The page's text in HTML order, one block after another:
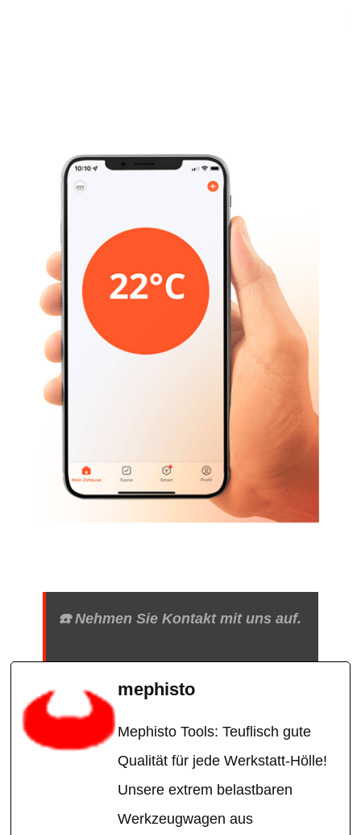
☎️ Nehmen Sie Kontakt mit uns auf.
mephisto
Mephisto Tools: Teuflisch gute
Qualität für jede Werkstatt-Hölle!
Unsere extrem belastbaren
Werkzeugwagen aus